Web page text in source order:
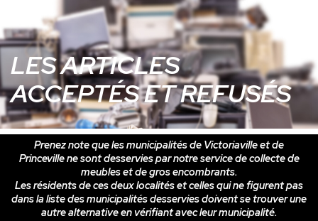
LES ARTICLES
ACCEPTÉS ET REFUSÉS
Prenez note que les municipalités de Victoriaville et de
Princeville ne sont desservies par notre service de collecte de
meubles et de gros encombrants.
Les résidents de ces deux localités et celles qui ne figurent pas
dans la liste des municipalités desservies doivent se trouver une
autre alternative en vérifiant avec leur municipalité.